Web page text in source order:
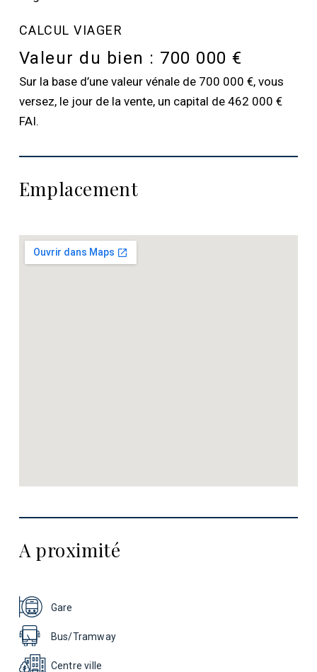
CALCUL VIAGER
Valeur du bien : 700 000 €
Sur la base d’une valeur vénale de 700 000 €, vous
versez, le jour de la vente, un capital de 462 000 €
FAI.
Emplacement
A proximité
Gare
Bus/Tramway
Centre ville